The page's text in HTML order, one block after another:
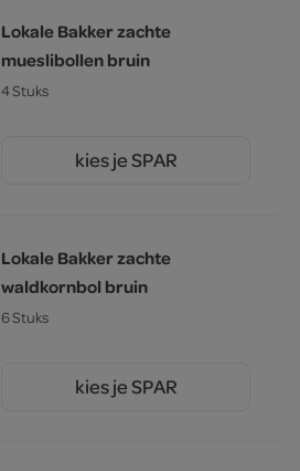
Lokale Bakker zachte
mueslibollen bruin
4 Stuks
kies je SPAR
Lokale Bakker zachte
waldkornbol bruin
6 Stuks
kies je SPAR